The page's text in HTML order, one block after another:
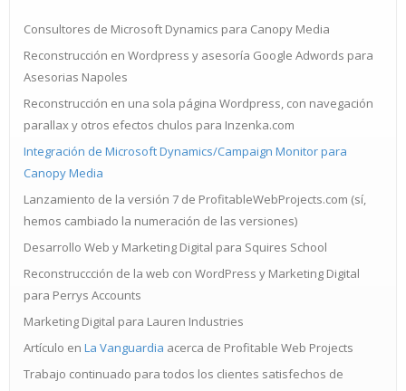
Consultores de Microsoft Dynamics para Canopy Media
Reconstrucción en Wordpress y asesoría Google Adwords para
Asesorias Napoles
Reconstrucción en una sola página Wordpress, con navegación
parallax y otros efectos chulos para Inzenka.com
Integración de Microsoft Dynamics/Campaign Monitor para
Canopy Media
Lanzamiento de la versión 7 de ProfitableWebProjects.com (sí,
hemos cambiado la numeración de las versiones)
Desarrollo Web y Marketing Digital para Squires School
Reconstruccción de la web con WordPress y Marketing Digital
para Perrys Accounts
Marketing Digital para Lauren Industries
Artículo en La Vanguardia acerca de Profitable Web Projects
Trabajo continuado para todos los clientes satisfechos de